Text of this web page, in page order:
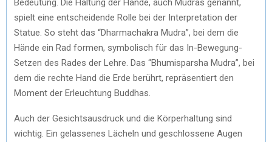
spielt eine entscheidende Rolle bei der Interpretation der
Statue. So steht das “Dharmachakra Mudra”, bei dem die
Hände ein Rad formen, symbolisch für das In-Bewegung-
Setzen des Rades der Lehre. Das “Bhumisparsha Mudra”, bei
dem die rechte Hand die Erde berührt, repräsentiert den
Moment der Erleuchtung Buddhas.
Auch der Gesichtsausdruck und die Körperhaltung sind
wichtig. Ein gelassenes Lächeln und geschlossene Augen